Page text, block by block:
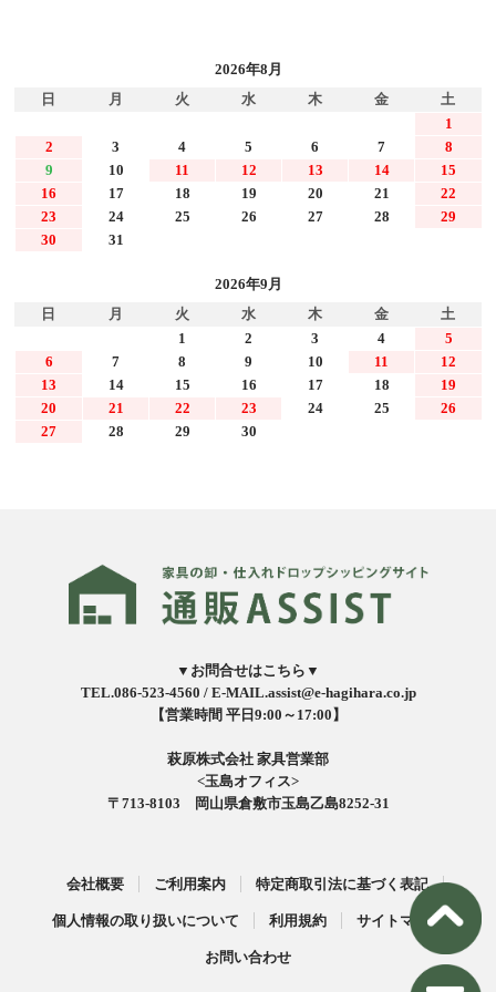
2026年8月
日
月 火 水 木 金
土
1
2
3 4 5 6 7
8
9
10 11 12 13 14
15
16
17 18 19 20 21
22
23
24 25 26 27 28
29
30
31
2026年9月
日
月 火 水 木 金
土
1
2 3 4
5
6
7 8 9 10 11
12
13
14 15 16 17 18
19
20
21 22 23 24 25
26
27
28 29 30
▼お問合せはこちら▼
TEL.086-523-4560 / E-MAIL.assist@e-hagihara.co.jp
【営業時間 平日9:00～17:00】
萩原株式会社 家具営業部
<玉島オフィス>
〒713-8103 岡山県倉敷市玉島乙島8252-31
会社概要 ご利用案内 特定商取引法に基づく表記
個人情報の取り扱いについて 利用規約 サイトマップ
お問い合わせ